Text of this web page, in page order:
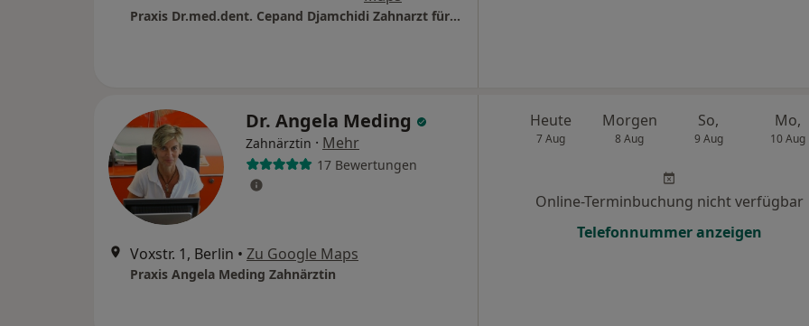
Praxis Dr.med.dent. Cepand Djamchidi Zahnarzt für Kieferorthopädie
Dr. Angela Meding
Zahnärztin · Mehr
17 Bewertungen
Voxstr. 1, Berlin • Zu Google Maps
Praxis Angela Meding Zahnärztin
Heute
7 Aug
Morgen
8 Aug
So,
9 Aug
Mo,
10 Aug
Online-Terminbuchung nicht verfügbar
Telefonnummer anzeigen